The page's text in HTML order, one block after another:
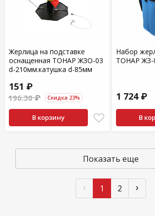
Жерлица на подставке
оснащенная ТОНАР ЖЗО-03
d-210мм.катушка d-85мм
151 ₽
196.30 ₽ Скидка 23%
В корзину
Набор
ТОНАР ЖЗ-
1 724 ₽
В
Показать еще
‹ 1 2 ›